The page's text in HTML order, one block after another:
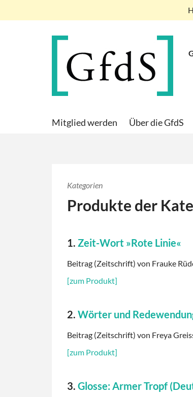
Mitglied werden Über die GfdS
Kategorien
Produkte der
1. Zeit-Wort »Rote Linie«
Beitrag (Zeitschrift) von Frauke
[zum Produkt]
2. Wörter und
Beitrag (Zeitschrift) von Freya
[zum Produkt]
3. Glosse: Armer Tropf